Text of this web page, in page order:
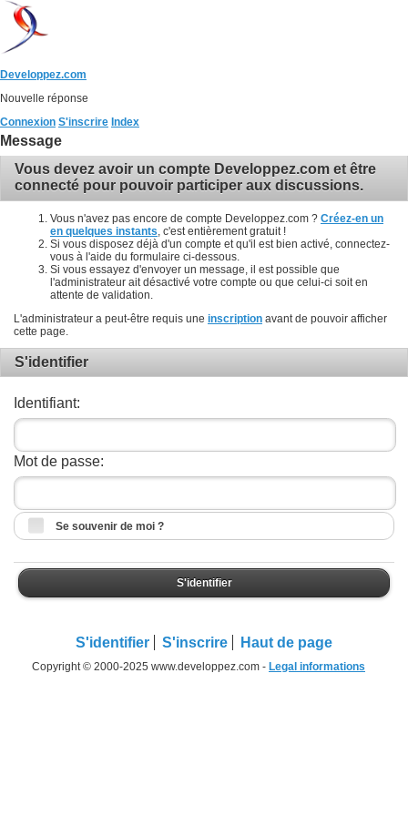
Developpez.com
Nouvelle réponse
Connexion S'inscrire Index
Message
Vous devez avoir un compte Developpez.com et être
connecté pour pouvoir participer aux discussions.
Vous n'avez pas encore de compte Developpez.com ? Créez-en un
en quelques instants , c'est entièrement gratuit !
Si vous disposez déjà d'un compte et qu'il est bien activé, connectez-
vous à l'aide du formulaire ci-dessous.
Si vous essayez d'envoyer un message, il est possible que
l'administrateur ait désactivé votre compte ou que celui-ci soit en
attente de validation.
L'administrateur a peut-être requis une inscription avant de pouvoir afficher
cette page.
S'identifier
Identifiant:
Mot de passe:
Se souvenir de moi ?
S'identifier
S'identifier S'inscrire Haut de page
Copyright © 2000-2025 www.developpez.com - Legal informations